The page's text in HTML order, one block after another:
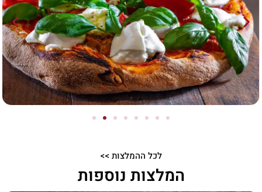
לכל ההמלצות >>
המלצות נוספות